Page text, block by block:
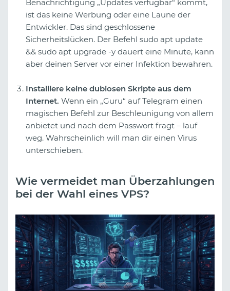
Benachrichtigung „Updates verfügbar“ kommt,
ist das keine Werbung oder eine Laune der
Entwickler. Das sind geschlossene
Sicherheitslücken. Der Befehl sudo apt update
&& sudo apt upgrade -y dauert eine Minute, kann
aber deinen Server vor einer Infektion bewahren.
Installiere keine dubiosen Skripte aus dem
Internet. Wenn ein „Guru“ auf Telegram einen
magischen Befehl zur Beschleunigung von allem
anbietet und nach dem Passwort fragt – lauf
weg. Wahrscheinlich will man dir einen Virus
unterschieben.
Wie vermeidet man Überzahlungen
bei der Wahl eines VPS?